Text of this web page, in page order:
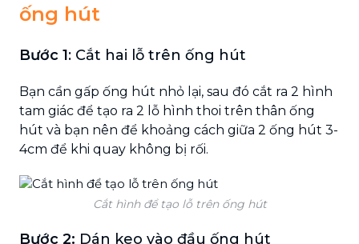
ống hút
Bước 1: Cắt hai lỗ trên ống hút
Bạn cần gấp ống hút nhỏ lại, sau đó cắt ra 2 hình
tam giác để tạo ra 2 lỗ hình thoi trên thân ống
hút và bạn nên để khoảng cách giữa 2 ống hút 3-
4cm để khi quay không bị rối.
Cắt hình để tạo lỗ trên ống hút
Bước 2: Dán keo vào đầu ống hút